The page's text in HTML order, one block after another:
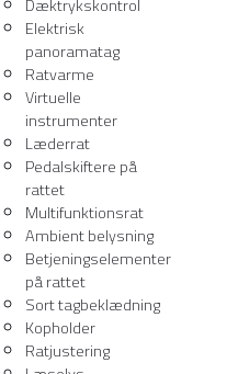
Elektrisk
panoramatag
Ratvarme
Virtuelle
instrumenter
Læderrat
Pedalskiftere på
rattet
Multifunktionsrat
Ambient belysning
Betjeningselementer
på rattet
Sort tagbeklædning
Kopholder
Ratjustering